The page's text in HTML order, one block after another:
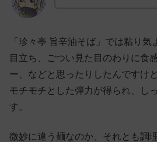
「珍々亭 旨辛油そば」では粘り
目立ち、ごつい見た目のわりに食
ー、などと思ったりしたんですけ
モチモチとした弾力が得られ、し
す。
微妙に違う麺なのか、それとも調